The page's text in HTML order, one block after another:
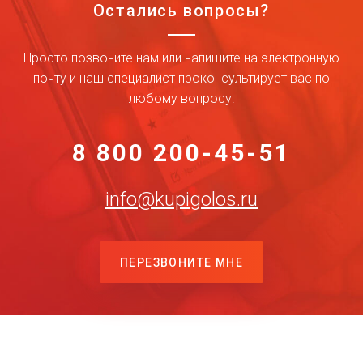
Остались вопросы?
Просто позвоните нам или напишите на электронную
почту и наш специалист проконсультирует вас по
любому вопросу!
8 800 200-45-51
info@kupigolos.ru
ПЕРЕЗВОНИТЕ МНЕ